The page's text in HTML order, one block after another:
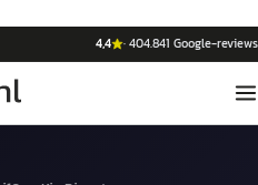
4,4 ·404.841 Google-reviews